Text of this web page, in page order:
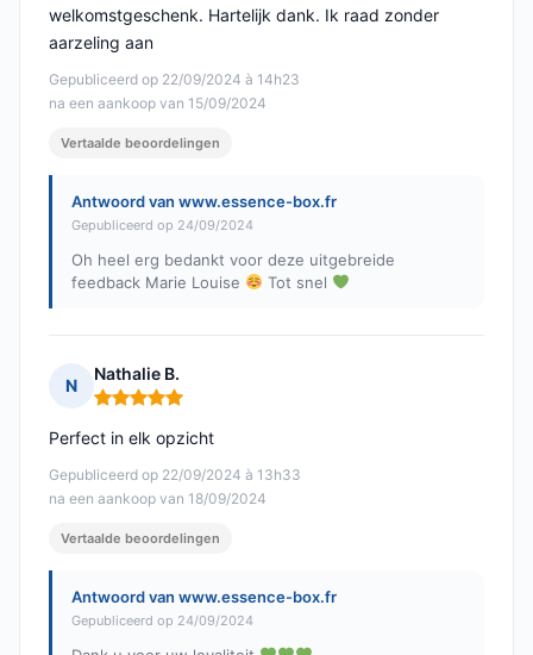
Gepubliceerd op 22/09/2024 à 14h23
na een aankoop van 15/09/2024
welkomstgeschenk. Hartelijk dank. Ik raad zonder
aarzeling aan
Vertaalde beoordelingen
Antwoord van www.essence-box.fr
Gepubliceerd op 24/09/2024
Oh heel erg bedankt voor deze uitgebreide
feedback Marie Louise
Tot snel
N
Nathalie B.
Opmerking: 5 van 5
Gepubliceerd op 22/09/2024 à 13h33
na een aankoop van 18/09/2024
Perfect in elk opzicht
Vertaalde beoordelingen
Antwoord van www.essence-box.fr
Gepubliceerd op 24/09/2024